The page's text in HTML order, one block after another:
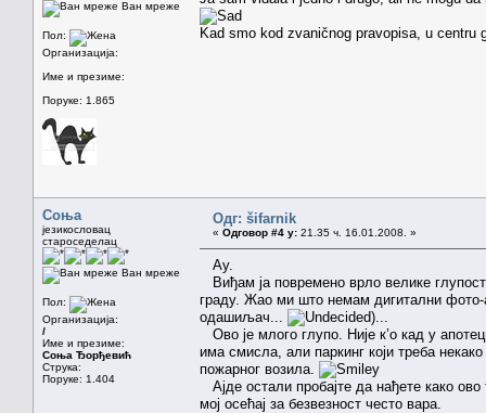
Ван мреже
Пол:
Организација:
Име и презиме:
Поруке: 1.865
Kad smo kod zvaničnog pravopisa, u
Соња
језикословац
староседелац
Ван мреже
Пол:
Организација:
/
Име и презиме:
Соња Ђорђевић
Струка:
Поруке: 1.404
Одг: šifarnik
« Одговор #4 у: 21.35 ч. 16.01.2008. »
Ау.
Виђам ја повремено врло велике
граду. Жао ми што немам дигитални
одашиљач...
)...
Ово је млого глупо. Није к’о кад у
има смисла, али паркинг који треба
пожарног возила.
Ајде остали пробајте да нађете како
мој осећај за безвезност често вара.